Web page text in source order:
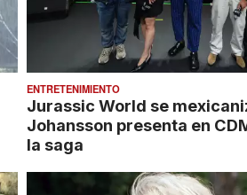
ENTRETENIMIENTO
Jurassic World se
Johansson presenta en
la saga